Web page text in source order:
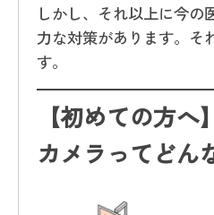
しかし、それ以上に今の
力な対策があります。そ
す。
【初めての方
カメラってどん